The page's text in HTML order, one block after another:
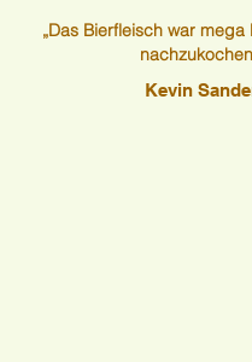
„Das Bierfleisch war
Kevin